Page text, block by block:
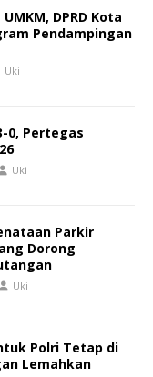
DPRD Kota
Pendampingan
Uki
0, Pertegas
Uki
Parkir
Dorong
Uki
Polri Tetap di
Lemahkan